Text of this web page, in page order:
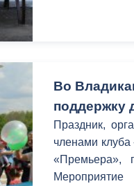
Выборы 2026
Во
поддержку
Праздник,
членами клуба
«Премьера»,